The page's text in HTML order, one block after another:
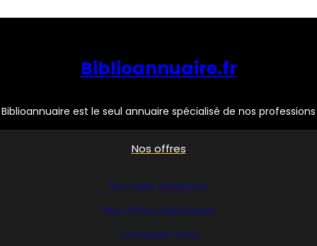
Biblioannuaire.fr
Biblioannuaire est le seul annuaire spécialisé de nos professions
Nos offres
Nos tarifs d’insertion
Nos offres publicitaires
Contactez nous